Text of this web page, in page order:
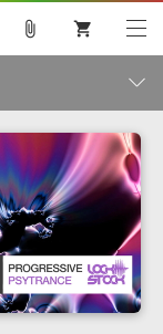
V4X
MEIKO V3
SPITFIRE AUDIO
センスフリーBGM
DUBSTEP
ROUTER.FM
attach_file shopping_cart